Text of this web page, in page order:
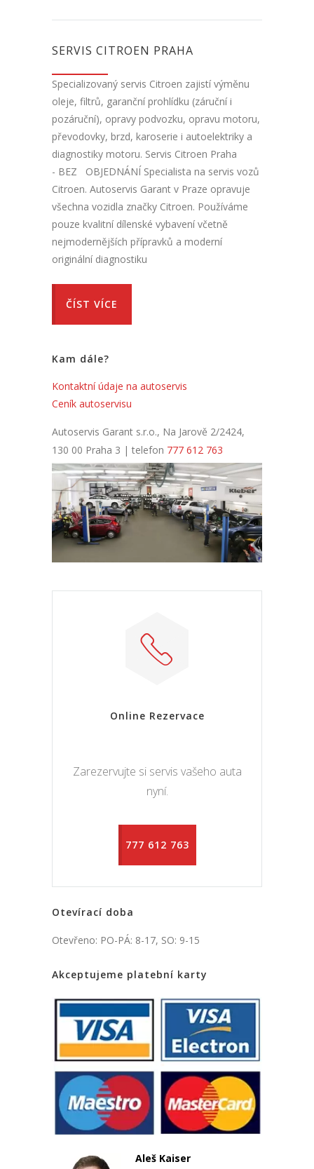
SERVIS CITROEN PRAHA
Specializovaný servis Citroen zajistí výměnu
oleje, filtrů, garanční prohlídku (záruční i
pozáruční), opravy podvozku, opravu motoru,
převodovky, brzd, karoserie i autoelektriky a
diagnostiky motoru. Servis Citroen Praha
- BEZ OBJEDNÁNÍ Specialista na servis vozů
Citroen. Autoservis Garant v Praze opravuje
všechna vozidla značky Citroen. Používáme
pouze kvalitní dílenské vybavení včetně
nejmodernějších přípravků a moderní
originální diagnostiku
ČÍST VÍCE
Kam dále?
Kontaktní údaje na autoservis
Ceník autoservisu
Autoservis Garant s.r.o., Na Jarově 2/2424,
130 00 Praha 3 | telefon 777 612 763
Online Rezervace
Zarezervujte si servis vašeho auta
nyní.
777 612 763
Otevírací doba
Otevřeno: PO-PÁ: 8-17, SO: 9-15
Akceptujeme platební karty
Aleš Kaiser